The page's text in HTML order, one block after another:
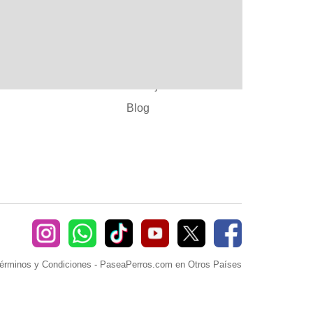
Blog
y Condiciones - PaseaPerros.com en Otros Países